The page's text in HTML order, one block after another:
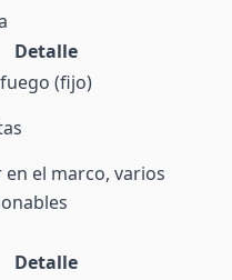
Detalle
(fijo)
el marco, varios
Detalle